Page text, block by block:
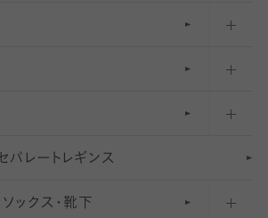
ックス・靴下
ぶし）用ソックス
トソックス（くるぶし上）
ふくらはぎ下）
バーソックス（ふつう）
バーソックス（浅め）
のタイツ（薄手タイツ）
タイツ
タイツ
タイツ
レギパン）
ッキング
ング
パレー ト レ ギンス
ソックス・靴下